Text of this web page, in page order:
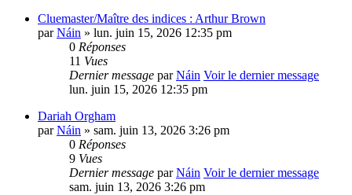
Cluemaster/Maître des indices : Arthur Brown
parNáin » lun. juin 15, 2026 12:35 pm
0 Réponses
11 Vues
Dernier message parNáin Voir le dernier message
lun. juin 15, 2026 12:35 pm
Dariah Orgham
parNáin » sam. juin 13, 2026 3:26 pm
0 Réponses
9 Vues
Dernier message parNáin Voir le dernier message
sam. juin 13, 2026 3:26 pm